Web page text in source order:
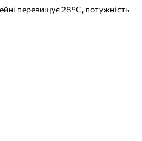
перевищує 28°C, потужність